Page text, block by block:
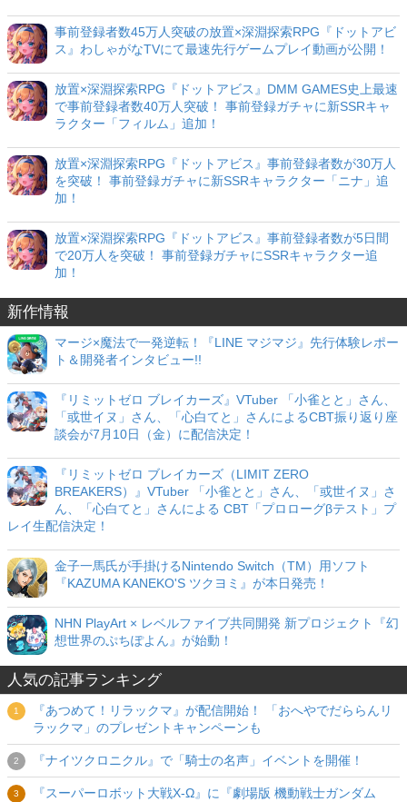
事前登録者数45万人突破の放置×深淵探索RPG『ドットアビ
ス』わしゃがなTVにて最速先行ゲームプレイ動画が公開！
放置×深淵探索RPG『ドットアビス』DMM GAMES史上最速
で事前登録者数40万人突破！ 事前登録ガチャに新SSRキャ
ラクター「フィルム」追加！
放置×深淵探索RPG『ドットアビス』事前登録者数が30万人
を突破！ 事前登録ガチャに新SSRキャラクター「ニナ」追
加！
放置×深淵探索RPG『ドットアビス』事前登録者数が5日間
で20万人を突破！ 事前登録ガチャにSSRキャラクター追
加！
新作情報
マージ×魔法で一発逆転！『LINE マジマジ』先行体験レポー
ト＆開発者インタビュー!!
『リミットゼロ ブレイカーズ』VTuber 「小雀とと」さん、
「或世イヌ」さん、「心白てと」さんによるCBT振り返り座
談会が7月10日（金）に配信決定！
『リミットゼロ ブレイカーズ（LIMIT ZERO
BREAKERS）』VTuber 「小雀とと」さん、「或世イヌ」さ
ん、「心白てと」さんによる CBT「プロローグβテスト」プ
レイ生配信決定！
金子一馬氏が手掛けるNintendo Switch（TM）用ソフト
『KAZUMA KANEKO'S ツクヨミ』が本日発売！
NHN PlayArt × レベルファイブ共同開発 新プロジェクト『幻
想世界のぷちぽよん』が始動！
人気の記事ランキング
『あつめて！リラックマ』が配信開始！ 「おへやでだららんリ
ラックマ」のプレゼントキャンペーンも
『ナイツクロニクル』で「騎士の名声」イベントを開催！
『スーパーロボット大戦X-Ω』に『劇場版 機動戦士ガンダム